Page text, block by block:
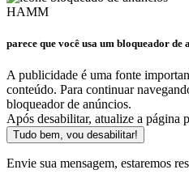
HAMM
parece que você usa um bloqueador de
A publicidade é uma fonte
conteúdo. Para continuar
bloqueador de anúncios.
Após desabilitar, atualize a página
Tudo bem, vou desabilitar!
Envie sua mensagem, estaremos